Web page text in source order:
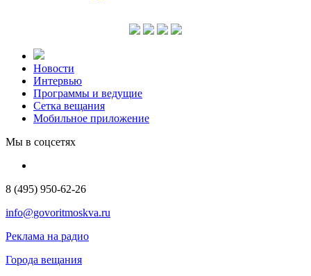
Новости
Интервью
Программы и ведущие
Сетка вещания
Мобильное приложение
Мы в соцсетях
8 (495) 950-62-26
info@govoritmoskva.ru
Реклама на радио
Города вещания